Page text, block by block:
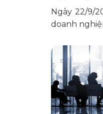
Ngày 22/9/
doanh